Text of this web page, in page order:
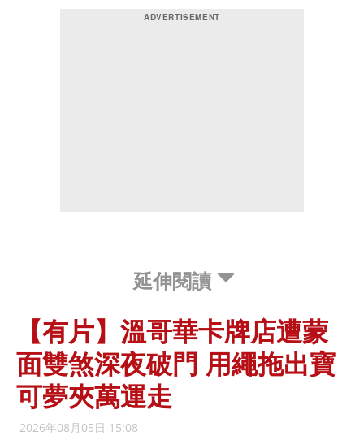
延伸閱讀
【有片】溫哥華卡牌店遭蒙
面雙煞深夜破門 用繩拖出寶
可夢夾萬運走
2026年08月05日 15:08